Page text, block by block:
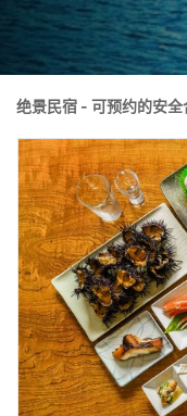
绝景民宿 - 可预约的安